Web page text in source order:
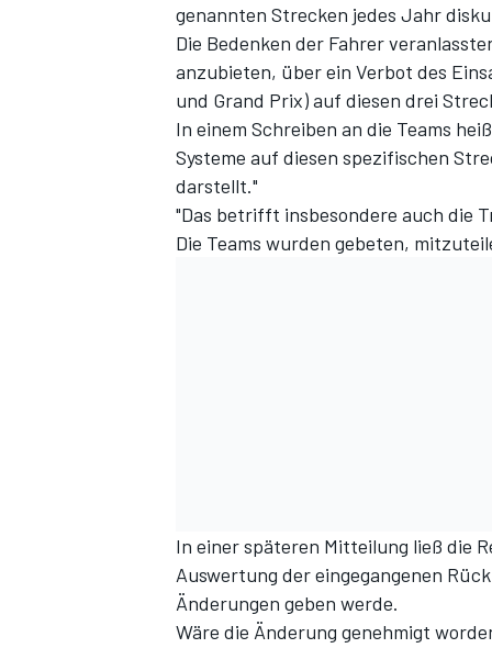
genannten Strecken jedes Jahr
Die Bedenken der Fahrer
anzubieten, über ein Verbot des
und Grand Prix) auf diesen drei
In einem Schreiben an die Teams
Systeme auf diesen spezifischen
darstellt."
"Das betrifft insbesondere auch die
Die Teams wurden gebeten,
In einer späteren Mitteilung ließ die
Auswertung der eingegangenen
Änderungen geben werde.
Wäre die Änderung genehmigt